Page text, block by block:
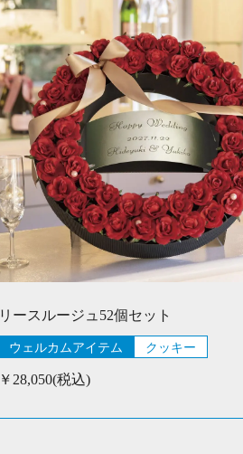
リースルージュ52個セット
ウェルカムアイテム クッキー
￥28,050(税込)